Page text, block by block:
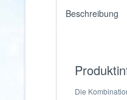
Beschreibung
Die